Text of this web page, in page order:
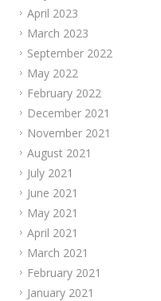
April 2023
March 2023
September 2022
May 2022
February 2022
December 2021
November 2021
August 2021
July 2021
June 2021
May 2021
April 2021
March 2021
February 2021
January 2021